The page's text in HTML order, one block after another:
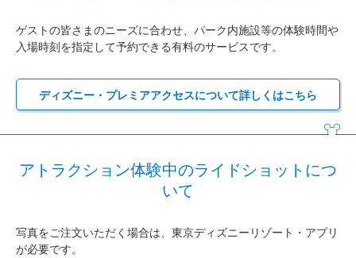
ゲストの皆さまのニーズに合わせ、パーク内施設等の体験時間や
入場時刻を指定して予約できる有料のサービスです。
ディズニー・プレミアアクセスについて詳しくはこちら
アトラクション体験中のライドショットにつ
いて
写真をご注文いただく場合は、東京ディズニーリゾート・アプリ
が必要です。